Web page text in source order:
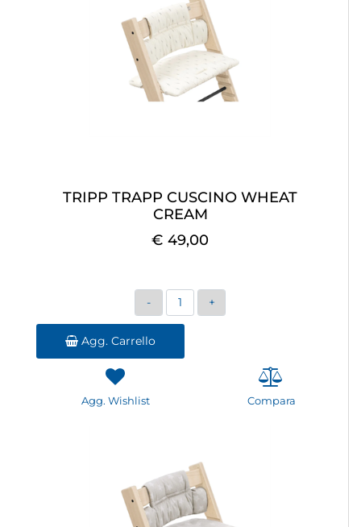
TRIPP TRAPP CUSCINO WHEAT
CREAM
€ 49,00
Quantità
Agg. Carrello
Agg. Wishlist Compara